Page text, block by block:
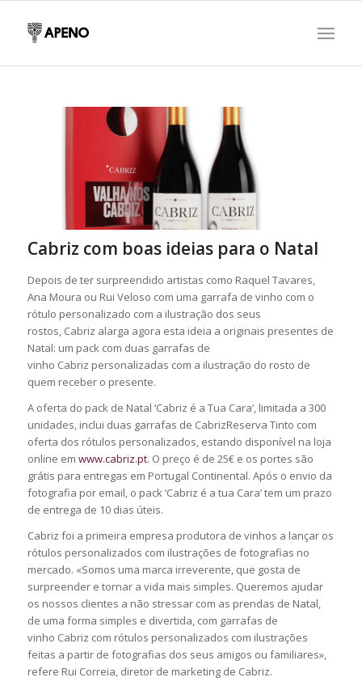
Cabriz com boas ideias para o Natal
Depois de ter surpreendido artistas como Raquel Tavares,
Ana Moura ou Rui Veloso com uma garrafa de vinho com o
rótulo personalizado com a ilustração dos seus
rostos, Cabriz alarga agora esta ideia a originais presentes de
Natal: um pack com duas garrafas de
vinho Cabriz personalizadas com a ilustração do rosto de
quem receber o presente. ​
A oferta do pack de Natal ‘Cabriz é a Tua Cara’, limitada a 300
unidades, inclui duas garrafas de CabrizReserva Tinto com
oferta dos rótulos personalizados, estando disponível na loja
online em www.cabriz.pt. O preço é de 25€ e os portes são
grátis para entregas em Portugal Continental. Após o envio da
fotografia por email, o pack ‘Cabriz é a tua Cara’ tem um prazo
de entrega de 10 dias úteis.​
Cabriz foi a primeira empresa produtora de vinhos a lançar os
rótulos personalizados com ilustrações de fotografias no
mercado. «Somos uma marca irreverente, que gosta de
surpreender e tornar a vida mais simples. Queremos ajudar
os nossos clientes a não stressar com as prendas de Natal,
de uma forma simples e divertida, com garrafas de
vinho Cabriz com rótulos personalizados com ilustrações
feitas a partir de fotografias dos seus amigos ou familiares»,
refere Rui Correia, diretor de marketing de Cabriz.